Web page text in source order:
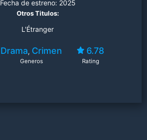
Fecha de estreno: 2025
Otros Titulos:
L'Étranger
Drama, Crimen
Generos
6.78
Rating